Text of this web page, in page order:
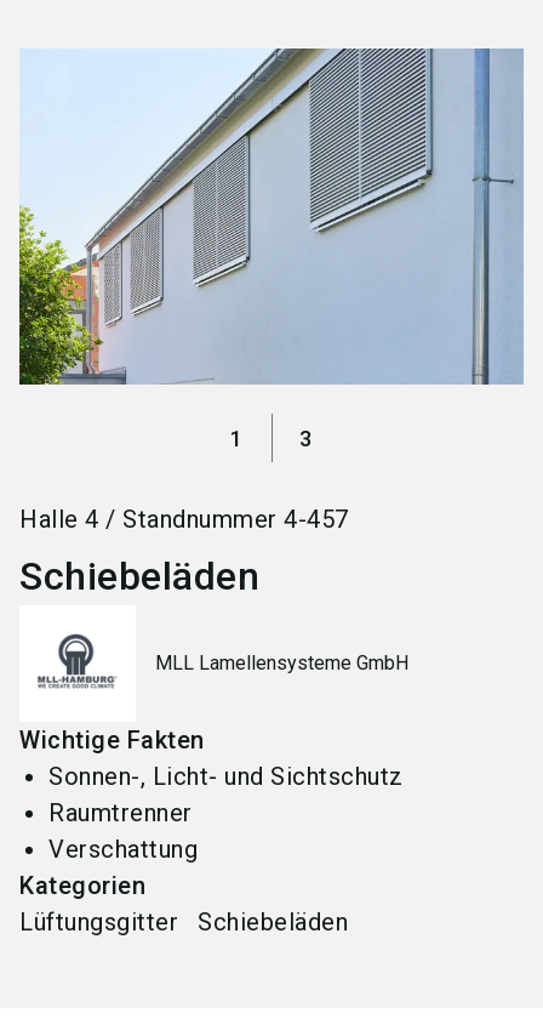
1 3
Halle 4 / Standnummer 4-457
Schiebeläden
MLL Lamellensysteme GmbH
Wichtige Fakten
Sonnen-, Licht- und Sichtschutz
Raumtrenner
Verschattung
Kategorien
Lüftungsgitter
Schiebeläden